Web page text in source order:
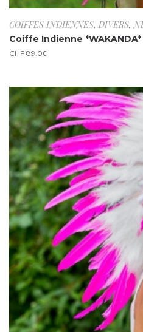
COIFFES INDIENNES, DIVERS,
Coiffe Indienne *WAKANDA*
CHF 89.00